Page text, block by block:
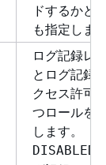
ドするかど
も指定しま
ログ記録レ
とログ記録
クセス許可
つロールを
します。
DISABLED